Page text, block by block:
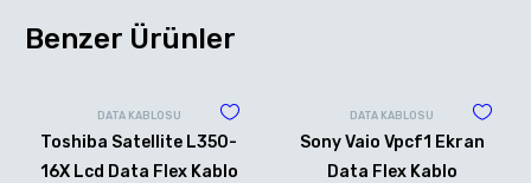
Benzer Ürünler
DATA KABLOSU
Toshiba Satellite L350-
16X Lcd Data Flex Kablo
DATA KABLOSU
Sony Vaio Vpcf1 Ekran
Data Flex Kablo